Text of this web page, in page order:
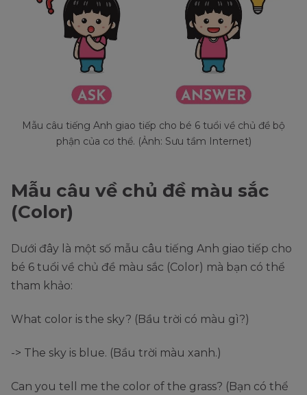
Mẫu câu tiếng Anh giao tiếp cho bé 6 tuổi về chủ đề bộ
phận của cơ thể. (Ảnh: Sưu tầm Internet)
Mẫu câu về chủ đề màu sắc
(Color)
Dưới đây là một số mẫu câu tiếng Anh giao tiếp cho
bé 6 tuổi về chủ đề màu sắc (Color) mà bạn có thể
tham khảo:
What color is the sky? (Bầu trời có màu gì?)
-> The sky is blue. (Bầu trời màu xanh.)
Can you tell me the color of the grass? (Bạn có thể